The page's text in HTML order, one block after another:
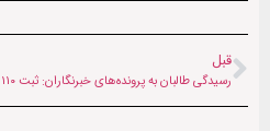
قبل
رسیدگی طالبان به پرونده‌های خبرنگاران: ثبت ۱۱۰ تخلف در يک سال